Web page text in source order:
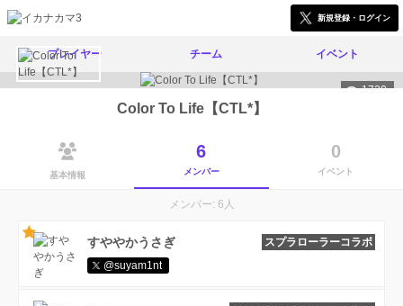
新規登録・ログイン
プレイヤー チーム イベント
1720
Color To Life【CTL*】
基本情報
6
メンバー
0
イベント
メンバー: 6人
すややかうさぎ
スプラローラーコラボ
@suyam1nt